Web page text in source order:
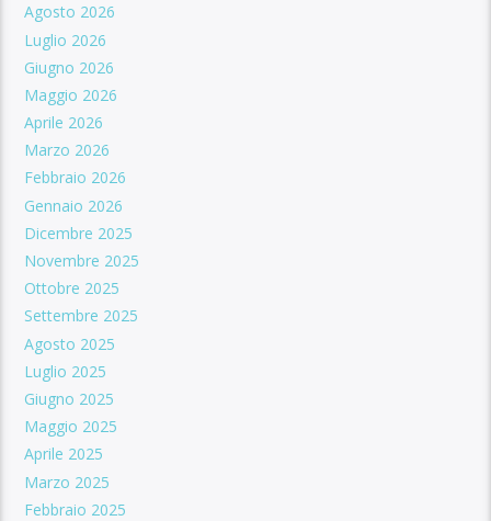
Agosto 2026
Luglio 2026
Giugno 2026
Maggio 2026
Aprile 2026
Marzo 2026
Febbraio 2026
Gennaio 2026
Dicembre 2025
Novembre 2025
Ottobre 2025
Settembre 2025
Agosto 2025
Luglio 2025
Giugno 2025
Maggio 2025
Aprile 2025
Marzo 2025
Febbraio 2025